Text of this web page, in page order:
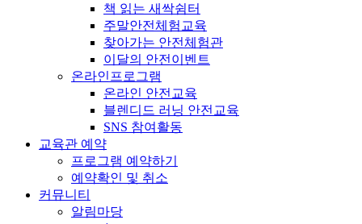
책 읽는 새싹쉼터
주말안전체험교육
찾아가는 안전체험관
이달의 안전이벤트
온라인프로그램
온라인 안전교육
블렌디드 러닝 안전교육
SNS 참여활동
교육관 예약
프로그램 예약하기
예약확인 및 취소
커뮤니티
알림마당